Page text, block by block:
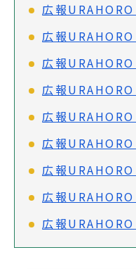
広報URAHORO
広報URAHORO
広報URAHORO
広報URAHORO
広報
広報
広報
広報
広報